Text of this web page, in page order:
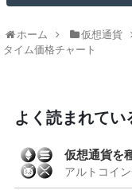
ホーム 仮想通貨
タイム価格チャート
よく読まれてい
仮想通貨を
アルトコイ